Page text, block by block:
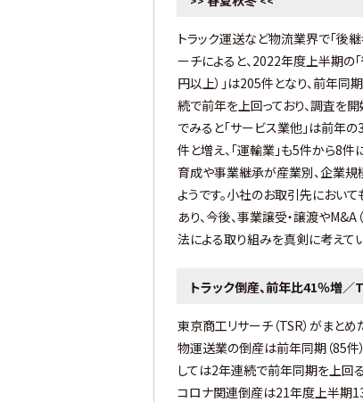
トラック運送など物流業界で「後
ーチによると、2022年度上半期の
円以上）」は205件となり、前年
続で前年を上回っており、調査を
でみると「サービス業他」は前年
件と増え、「運輸業」も5件から8
育成や事業継承が産業別、企業
ようです。小社のお取引先におい
あり、今後、事業譲受・譲渡やМ&A
法による取り組みを真剣に考えて
トラック倒産、前年比41％増／
東京商工リサーチ（TSR）がまと
物運送業の倒産は前年同期（85件
しては2年連続で前年同期を上回
コロナ関連倒産は21年度上半期13